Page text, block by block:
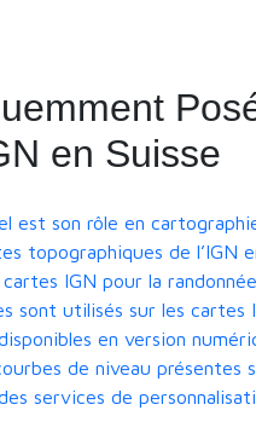
en Suisse
est son rôle en
topographiques de l’IGN
IGN pour la
sont utilisés sur les cartes
en version
de niveau présentes
services de